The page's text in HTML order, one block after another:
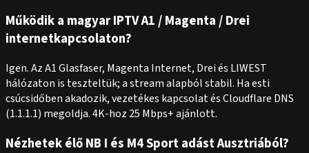
Működik a magyar IPTV A1 / Magenta / Drei
internetkapcsolaton?
Igen. Az A1 Glasfaser, Magenta Internet, Drei és LIWEST
hálózaton is teszteltük; a stream alapból stabil. Ha esti
csúcsidőben akadozik, vezetékes kapcsolat és Cloudflare DNS
(1.1.1.1) megoldja. 4K-hoz 25 Mbps+ ajánlott.
Nézhetek élő NB I és M4 Sport adást Ausztriából?